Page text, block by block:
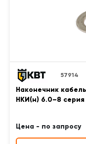
57914
Наконечник
НКИ(н) 6.0–8
Цена - по запросу